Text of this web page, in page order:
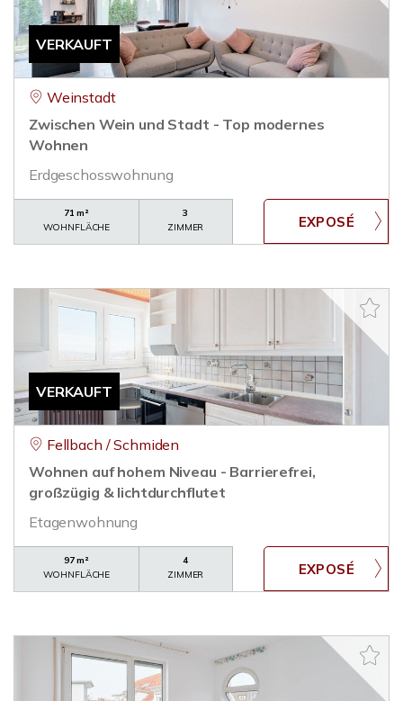
VERKAUFT
Weinstadt
Zwischen Wein und Stadt - Top modernes
Wohnen
Erdgeschosswohnung
71 m²
WOHNFLÄCHE
3
ZIMMER
VERKAUFT
Fellbach / Schmiden
Wohnen auf hohem Niveau - Barrierefrei,
großzügig & lichtdurchflutet
Etagenwohnung
97 m²
WOHNFLÄCHE
4
ZIMMER